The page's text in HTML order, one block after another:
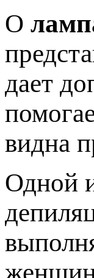
О
дает
видна
Одной